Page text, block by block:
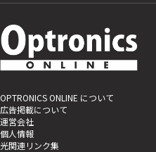
OPTRONICS ONLINE について
広告掲載について
運営会社
個人情報
光関連リンク集